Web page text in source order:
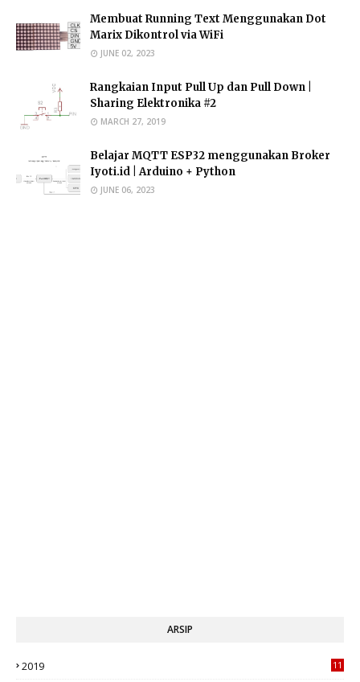
Membuat Running Text Menggunakan Dot
Marix Dikontrol via WiFi
JUNE 02, 2023
Rangkaian Input Pull Up dan Pull Down |
Sharing Elektronika #2
MARCH 27, 2019
Belajar MQTT ESP32 menggunakan Broker
Iyoti.id | Arduino + Python
JUNE 06, 2023
ARSIP
2019
11